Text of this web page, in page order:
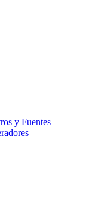
y Fuentes